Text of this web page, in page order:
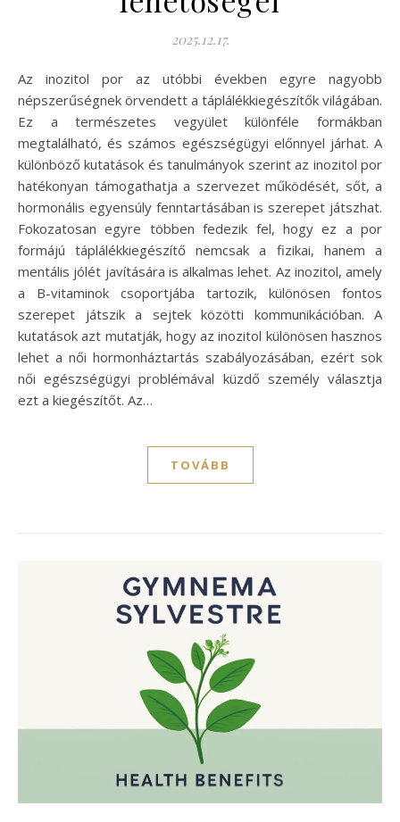
2025.12.17.
Az inozitol por az utóbbi években egyre nagyobb
népszerűségnek örvendett a táplálékkiegészítők világában.
Ez a természetes vegyület különféle formákban
megtalálható, és számos egészségügyi előnnyel járhat. A
különböző kutatások és tanulmányok szerint az inozitol por
hatékonyan támogathatja a szervezet működését, sőt, a
hormonális egyensúly fenntartásában is szerepet játszhat.
Fokozatosan egyre többen fedezik fel, hogy ez a por
formájú táplálékkiegészítő nemcsak a fizikai, hanem a
mentális jólét javítására is alkalmas lehet. Az inozitol, amely
a B-vitaminok csoportjába tartozik, különösen fontos
szerepet játszik a sejtek közötti kommunikációban. A
kutatások azt mutatják, hogy az inozitol különösen hasznos
lehet a női hormonháztartás szabályozásában, ezért sok
női egészségügyi problémával küzdő személy választja
ezt a kiegészítőt. Az…
TOVÁBB